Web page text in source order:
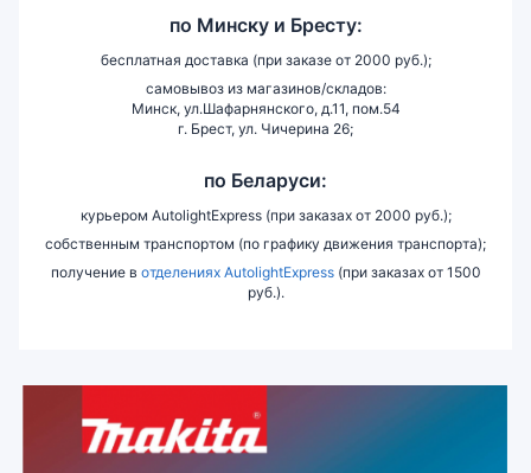
по Минску и Бресту:
бесплатная доставка (при заказе от 2000 руб.);
самовывоз из магазинов/складов:
Минск, ул.Шафарнянского, д.11, пом.54
г. Брест, ул. Чичерина 26;
по Беларуси:
курьером AutolightExpress (при заказах от 2000 руб.);
собственным транспортом (по графику движения транспорта);
получение в отделениях AutolightExpress(при заказах от 1500
руб.).